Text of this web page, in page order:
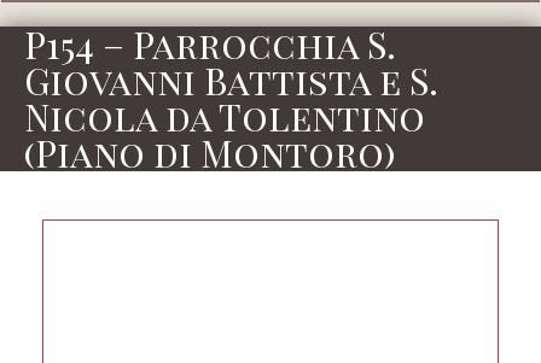
P154 – Parrocchia S.
Giovanni Battista e S.
Nicola da Tolentino
(Piano di Montoro)